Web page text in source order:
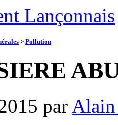
Lançonnais
> Pollution
par